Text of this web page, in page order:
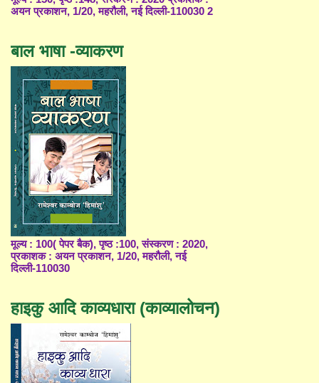
अयन प्रकाशन, 1/20, महरौली, नई दिल्ली-110030 2
बाल भाषा -व्याकरण
मूल्य : 100( पेपर बैक), पृष्ठ :100, संस्करण : 2020,
प्रकाशक : अयन प्रकाशन, 1/20, महरौली, नई
दिल्ली-110030
हाइकु आदि काव्यधारा (काव्यालोचन)